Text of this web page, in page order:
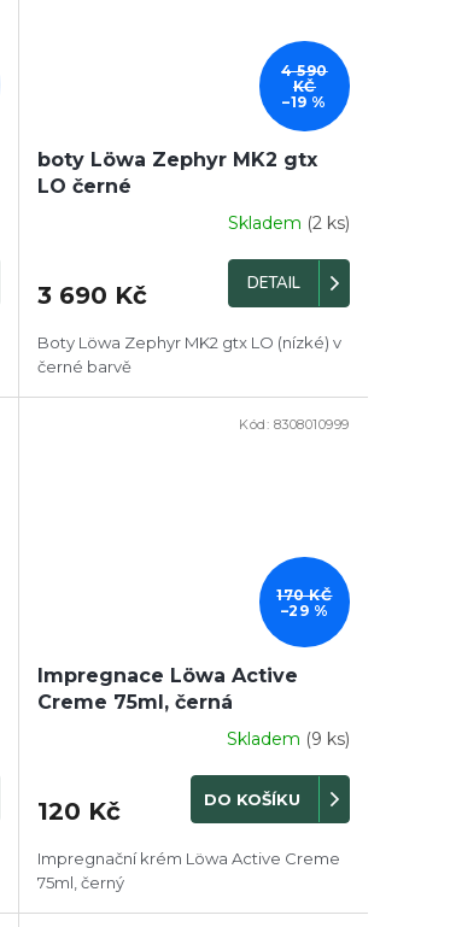
4 590
KČ
–19 %
boty Löwa Zephyr MK2 gtx
LO černé
Skladem (2 ks)
3 690 Kč DETAIL
Boty Löwa Zephyr MK2 gtx LO (nízké) v
černé barvě
170 KČ
–29 %
Impregnace Löwa Active
Creme 75ml, černá
Skladem (9 ks)
120 Kč DO KOŠÍKU
Impregnační krém Löwa Active Creme
75ml, černý
Kód: 8308010999